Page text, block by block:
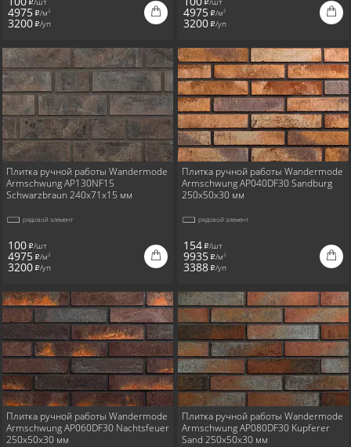
i
4975 i/м2
3200 i/уп
i
4975 i/м2
3200 i/уп
Плитка ручной работы Wandermode
Armschwung AP130NF15
Schwarzbraun 240x71x15 мм
рядовой элемент
100 i/шт
4975 i/м2
3200 i/уп
Плитка ручной работы Wandermode
Armschwung AP040DF30 Sandburg
250x50x30 мм
рядовой элемент
154 i/шт
9935 i/м2
3388 i/уп
Плитка ручной работы Wandermode
Armschwung AP060DF30 Nachtsfeuer
250x50x30 мм
Плитка ручной работы Wandermode
Armschwung AP080DF30 Kupferer
Sand 250x50x30 мм